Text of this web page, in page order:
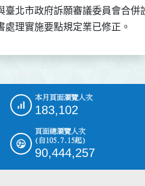
與臺北市政府訴願審議委員會合
處理實施要點規定業已修正。
本月頁面瀏覽人次
183,102
頁面總瀏覽人次
(自105.7.15起)
90,444,257